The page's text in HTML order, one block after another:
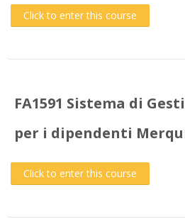
Click to enter this course
FA1591 Sistema di
per i dipendenti
Click to enter this course